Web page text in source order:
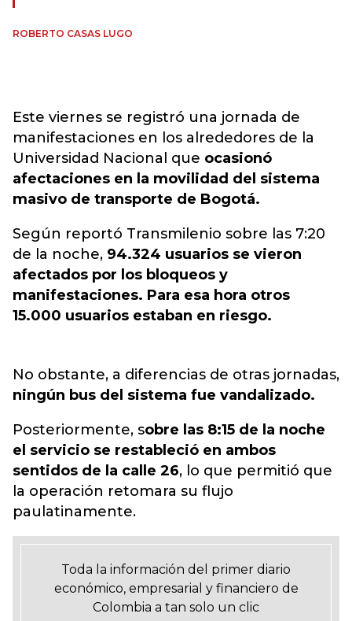
ROBERTO CASAS LUGO
Este viernes se registró una jornada de
manifestaciones en los alrededores de la
Universidad Nacional que ocasionó
afectaciones en la movilidad del sistema
masivo de transporte de Bogotá.
Según reportó Transmilenio sobre las 7:20
de la noche, 94.324 usuarios se vieron
afectados por los bloqueos y
manifestaciones. Para esa hora otros
15.000 usuarios estaban en riesgo.
No obstante, a diferencias de otras jornadas,
ningún bus del sistema fue vandalizado.
Posteriormente, sobre las 8:15 de la noche
el servicio se restableció en ambos
sentidos de la calle 26, lo que permitió que
la operación retomara su flujo
paulatinamente.
Toda la información del primer diario
económico, empresarial y financiero de
Colombia a tan solo un clic